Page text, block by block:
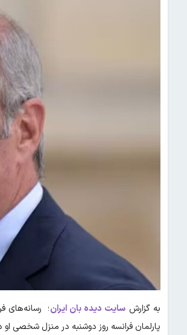
به گزارش سایت دیده بان ایران؛ رسانه‌های
پارلمان فرانسه روز دوشنبه در منزل شخصی‌